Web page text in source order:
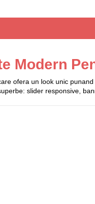
Modern
ofera un look unic
slider responsive,